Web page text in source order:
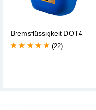
Bremsflüssigkeit DOT4
(22)